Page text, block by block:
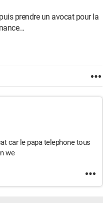
prendre un avocat pour la
car le papa telephone tous
we